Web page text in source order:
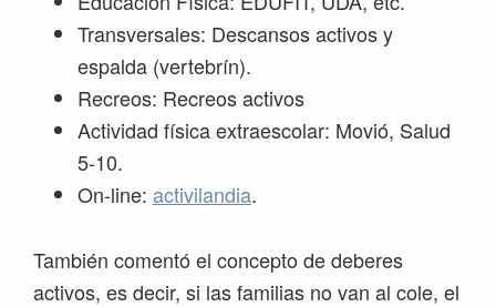
Transversales: Descansos activos y
espalda (vertebrín).
Recreos: Recreos activos
Actividad física extraescolar: Movió, Salud
5-10.
On-line: activilandia.
También comentó el concepto de deberes
activos, es decir, si las familias no van al cole, el